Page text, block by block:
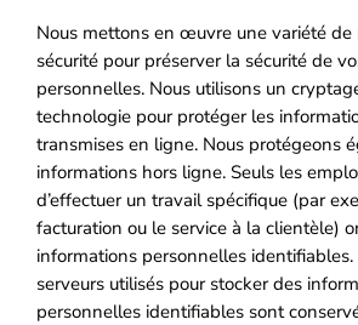
Nous mettons en œuvre une variété de
sécurité pour préserver la sécurité de
personnelles. Nous utilisons un
technologie pour protéger les
transmises en ligne. Nous protégeons
informations hors ligne. Seuls les
d’effectuer un travail spécifique (par
facturation ou le service à la clientèle)
informations personnelles
serveurs utilisés pour stocker des
personnelles identifiables sont